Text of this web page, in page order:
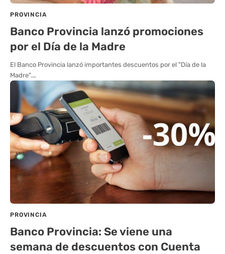
PROVINCIA
Banco Provincia lanzó promociones
por el Día de la Madre
El Banco Provincia lanzó importantes descuentos por el "Día de la
Madre".…
PROVINCIA
Banco Provincia: Se viene una
semana de descuentos con Cuenta